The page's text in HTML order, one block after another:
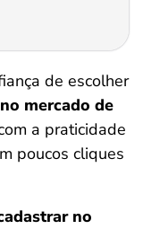
de escolher
mercado de
a praticidade
poucos cliques
no